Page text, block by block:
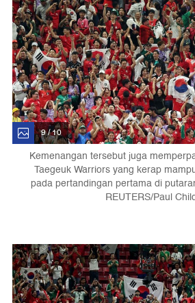
9 / 10
Kemenangan tersebut juga
Taegeuk Warriors yang kerap
pada pertandingan pertama di
REUTERS/Paul